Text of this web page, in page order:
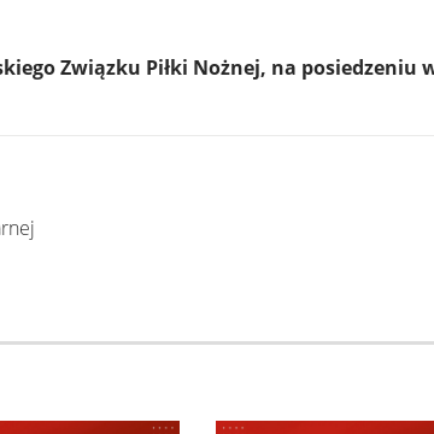
Związku Piłki Nożnej, na posiedzeniu